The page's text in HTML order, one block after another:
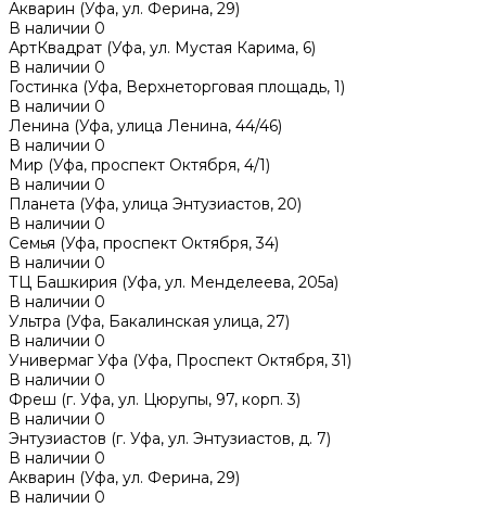
Акварин (Уфа, ул. Ферина, 29)
В наличии 0
АртКвадрат (Уфа, ул. Мустая Карима, 6)
В наличии 0
Гостинка (Уфа, Верхнеторговая площадь, 1)
В наличии 0
Ленина (Уфа, улица Ленина, 44/46)
В наличии 0
Мир (Уфа, проспект Октября, 4/1)
В наличии 0
Планета (Уфа, улица Энтузиастов, 20)
В наличии 0
Семья (Уфа, проспект Октября, 34)
В наличии 0
ТЦ Башкирия (Уфа, ул. Менделеева, 205а)
В наличии 0
Ультра (Уфа, Бакалинская улица, 27)
В наличии 0
Универмаг Уфа (Уфа, Проспект Октября, 31)
В наличии 0
Фреш (г‌. Уфа, ул. Цюрупы, 97, корп. 3)
В наличии 0
Энтузиастов (г. Уфа, ул. Энтузиастов, д. 7)
В наличии 0
Акварин (Уфа, ул. Ферина, 29)
В наличии 0